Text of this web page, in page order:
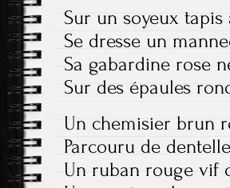
Sur un soyeux
Se dresse un
Sa gabardine rose
Sur des épaules
Un chemisier brun
Parcouru de
Un ruban rouge vif